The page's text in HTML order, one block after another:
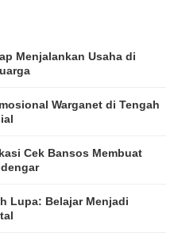
Menjalankan Usaha di
Warganet di Tengah
Cek Bansos Membuat
Lupa: Belajar Menjadi